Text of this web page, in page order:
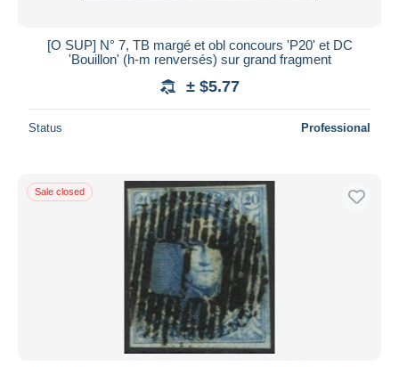
[O SUP] N° 7, TB margé et obl concours 'P20' et DC
'Bouillon' (h-m renversés) sur grand fragment
± $5.77
Status Professional
Sale closed